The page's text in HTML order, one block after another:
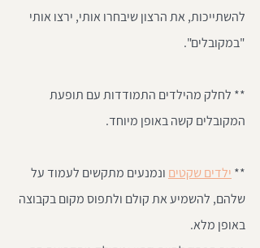
להשתייכות, את הרצון שיבחרו אותי, ירצו אותי
"במקובלים".
** לחלק מהילדים התמודדות עם תופעת
המקובלים קשה באופן מיוחד.
** ילדים שקטים ונמנעים מתקשים לעמוד על
שלהם, להשמיע את קולם ולתפוס מקום בקבוצה
באופן מלא.